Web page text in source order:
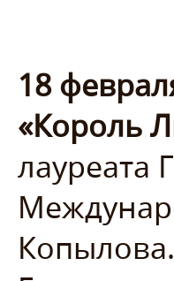
18
«Король
лауреата